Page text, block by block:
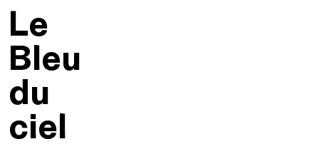
Le
Bleu
du
ciel